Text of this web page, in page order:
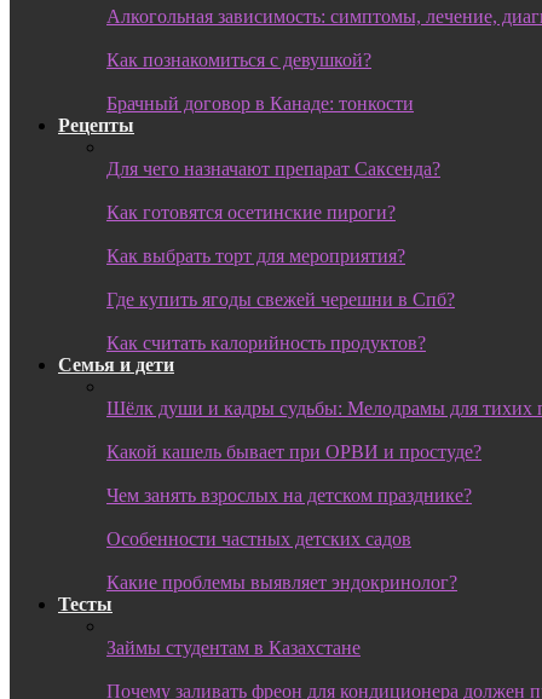
Алкогольная зависимость: симптомы, лечение,
Как познакомиться с девушкой?
Брачный договор в Канаде: тонкости
Рецепты
Для чего назначают препарат Саксенда?
Как готовятся осетинские пироги?
Как выбрать торт для мероприятия?
Где купить ягоды свежей черешни в Спб?
Как считать калорийность продуктов?
Семья и дети
Шёлк души и кадры судьбы: Мелодрамы для тихих
Какой кашель бывает при ОРВИ и простуде?
Чем занять взрослых на детском празднике?
Особенности частных детских садов
Какие проблемы выявляет эндокринолог?
Тесты
Займы студентам в Казахстане
Почему заливать фреон для кондиционера должен